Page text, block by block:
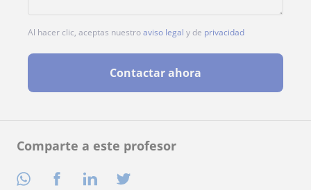
Comparte a este profesor
Al hacer clic, aceptas nuestroaviso legal y de privacidad
Contactar ahora